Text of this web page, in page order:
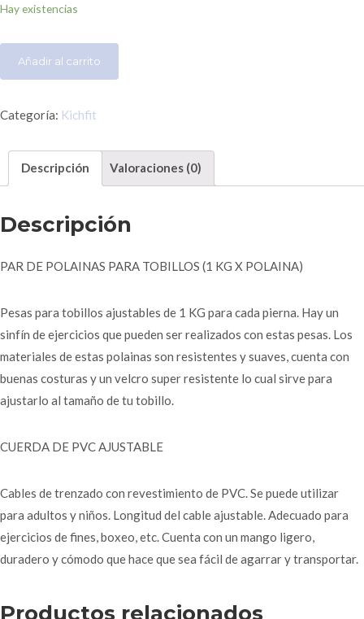
Hay existencias
Añadir al carrito
Categoría: Kichfit
Descripción Valoraciones (0)
Descripción
PAR DE POLAINAS PARA TOBILLOS (1 KG X POLAINA)
Pesas para tobillos ajustables de 1 KG para cada pierna. Hay un
sinfín de ejercicios que pueden ser realizados con estas pesas. Los
materiales de estas polainas son resistentes y suaves, cuenta con
buenas costuras y un velcro super resistente lo cual sirve para
ajustarlo al tamaño de tu tobillo.
CUERDA DE PVC AJUSTABLE
Cables de trenzado con revestimiento de PVC. Se puede utilizar
para adultos y niños. Longitud del cable ajustable. Adecuado para
ejercicios de fines, boxeo, etc. Cuenta con un mango ligero,
duradero y cómodo que hace que sea fácil de agarrar y transportar.
Productos relacionados